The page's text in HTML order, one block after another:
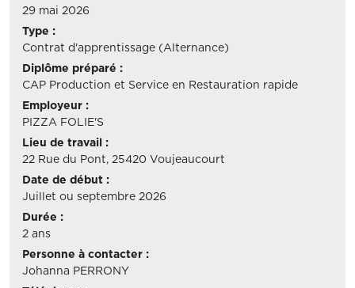
29 mai 2026
Type :
Contrat d'apprentissage (Alternance)
Diplôme préparé :
CAP Production et Service en Restauration rapide
Employeur :
PIZZA FOLIE'S
Lieu de travail :
22 Rue du Pont, 25420 Voujeaucourt
Date de début :
Juillet ou septembre 2026
Durée :
2 ans
Personne à contacter :
Johanna PERRONY